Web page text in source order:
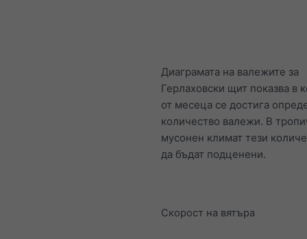
Диаграмата на валежите за
Герлаховски щит показва в
от месеца се достига
количество валежи. В
мусонен климат тези
да бъдат подценени.
Скорост на вятъра